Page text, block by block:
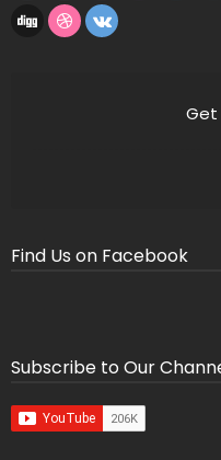
Get
Find Us on Facebook
Subscribe to Our